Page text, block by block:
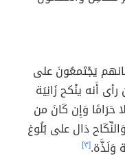
يَجْتَمعُونَ على
أَنه ينْكح زَانِيَة
حَرَامًا وَإِن كَانَ من
دَال على بُلُوغ
وَلَذَّة.[٣]